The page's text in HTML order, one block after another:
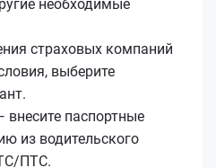
необходимые
страховых компаний
выберите
внесите паспортные
из водительского
ПТС.